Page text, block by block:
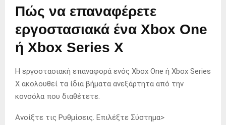
Πώς να επαναφέρετε
εργοστασιακά ένα Xbox One
ή Xbox Series X
Η εργοστασιακή επαναφορά ενός Xbox One ή Xbox Series
X ακολουθεί τα ίδια βήματα ανεξάρτητα από την
κονσόλα που διαθέτετε.
Ανοίξτε τις Ρυθμίσεις. Επιλέξτε Σύστημα>